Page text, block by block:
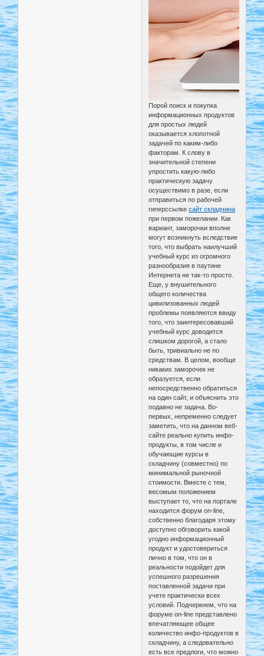
Порой поиск и покупка
информационных продуктов
для простых людей
оказывается хлопотной
задачей по каким-либо
факторам. К слову в
значительной степени
упростить какую-либо
практическую задачу
осуществимо в разе, если
отправиться по рабочей
гиперссылкесайт складчина
при первом пожелании. Как
вариант, заморочки вполне
могут возникнуть вследствие
того, что выбрать наилучший
учебный курс из огромного
разнообразия в паутине
Интернета не так-то просто.
Еще, у внушительного
общего количества
цивилизованных людей
проблемы появляются ввиду
того, что заинтересовавший
учебный курс доводится
слишком дорогой, а стало
быть, тривиально не по
средствам. В целом, вообще
никаких заморочек не
образуется, если
непосредственно обратиться
на один сайт, и объяснить это
подавно не задача. Во-
первых, непременно следует
заметить, что на данном веб-
сайте реально купить инфо-
продукты, в том числе и
обучающие курсы в
складчину (совместно) по
минимальной рыночной
стоимости. Вместе с тем,
весомым положением
выступает то, что на портале
находится форум on-line,
собственно благодаря этому
доступно обговорить какой
угодно информационный
продукт и удостовериться
лично в том, что он в
реальности подойдет для
успешного разрешения
поставленной задачи при
учете практически всех
условий. Подчеркнем, что на
форуме on-line представлено
впечатляющее общее
количество инфо-продуктов в
складчину, а следовательно
есть все предлоги, что можно